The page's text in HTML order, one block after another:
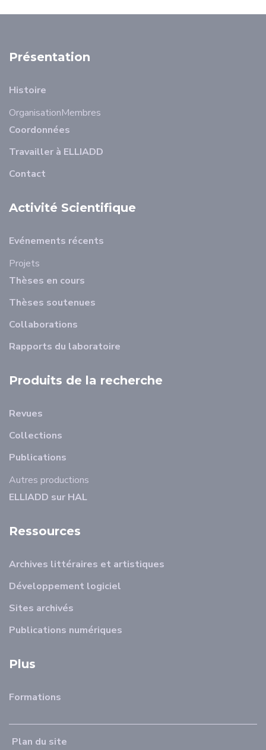
Présentation
Histoire
OrganisationMembres
Coordonnées
Travailler à ELLIADD
Contact
Activité Scientifique
Evénements récents
Projets
Thèses en cours
Thèses soutenues
Collaborations
Rapports du laboratoire
Produits de la recherche
Revues
Collections
Publications
Autres productions
ELLIADD sur HAL
Ressources
Archives littéraires et artistiques
Développement logiciel
Sites archivés
Publications numériques
Plus
Formations
Plan du site